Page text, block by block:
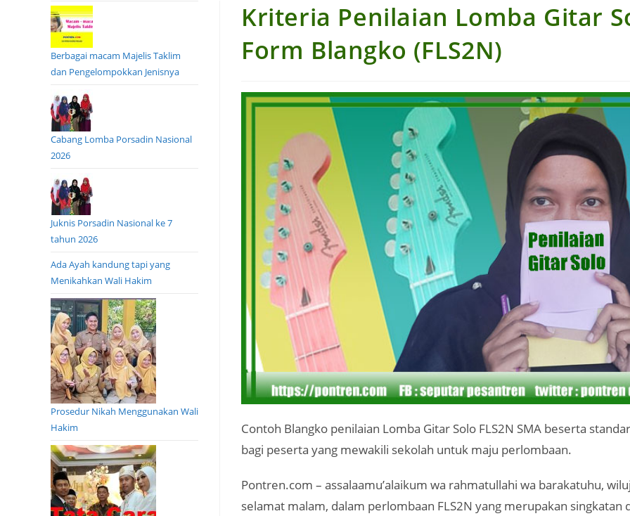
Kriteria Penilaian Lomba Gitar
Form Blangko (FLS2N)
Contoh Blangko penilaian Lomba Gitar Solo FLS2N SMA beserta
bagi peserta yang mewakili sekolah untuk maju perlombaan.
Pontren.com – assalaamu’alaikum wa rahmatullahi wa barakatuhu,
selamat malam, dalam perlombaan FLS2N yang merupakan singkatan
Berbagai macam Majelis Taklim
dan Pengelompokkan Jenisnya
Cabang Lomba Porsadin Nasional
2026
Juknis Porsadin Nasional ke 7
tahun 2026
Ada Ayah kandung tapi yang
Menikahkan Wali Hakim
Prosedur Nikah Menggunakan Wali
Hakim